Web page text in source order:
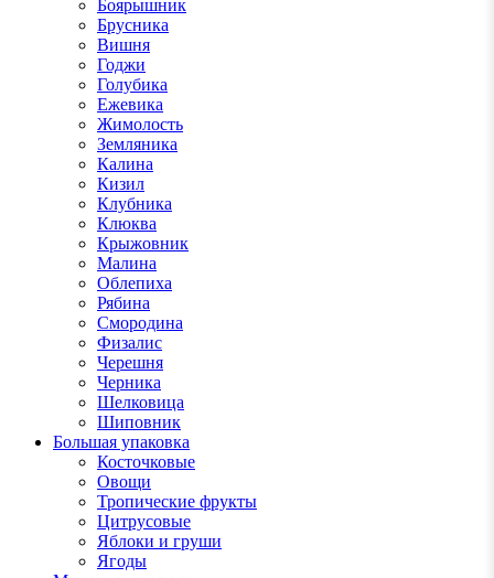
Боярышник
Брусника
Вишня
Годжи
Голубика
Ежевика
Жимолость
Земляника
Калина
Кизил
Клубника
Клюква
Крыжовник
Малина
Облепиха
Рябина
Смородина
Физалис
Черешня
Черника
Шелковица
Шиповник
Большая упаковка
Косточковые
Овощи
Тропические фрукты
Цитрусовые
Яблоки и груши
Ягоды